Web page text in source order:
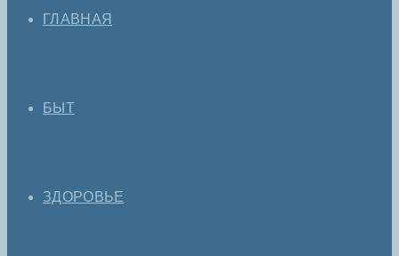
ГЛАВНАЯ
БЫТ
ЗДОРОВЬЕ